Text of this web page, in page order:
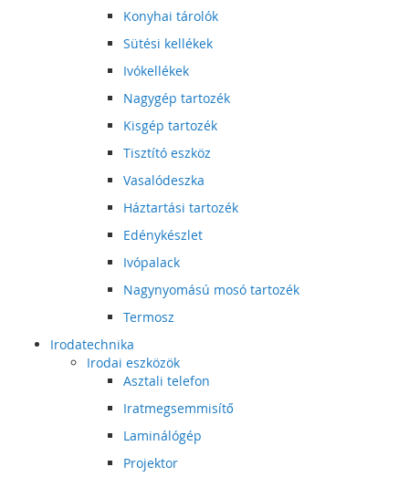
Konyhai tárolók
Sütési kellékek
Ivókellékek
Nagygép tartozék
Kisgép tartozék
Tisztító eszköz
Vasalódeszka
Háztartási tartozék
Edénykészlet
Ivópalack
Nagynyomású mosó tartozék
Termosz
Irodatechnika
Irodai eszközök
Asztali telefon
Iratmegsemmisítő
Laminálógép
Projektor